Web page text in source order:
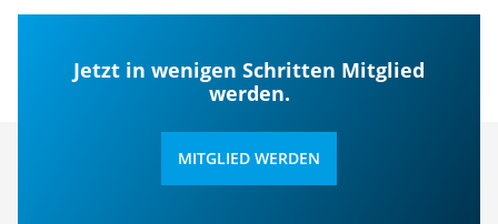
Jetzt in wenigen Schritten Mitglied
werden.
MITGLIED WERDEN